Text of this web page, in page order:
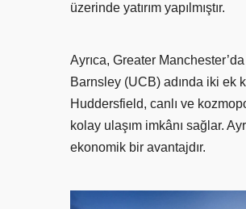
üzerinde yatırım yapılmıştır. ​
Ayrıca, Greater
Barnsley (UCB) adında iki ek
Huddersfield, canlı ve
kolay ulaşım imkânı sağlar.
ekonomik bir avantajdır.